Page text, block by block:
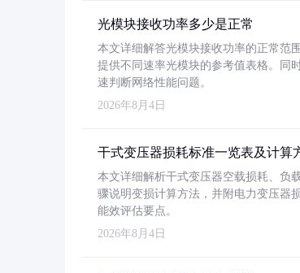
光模块接收功率多少是正常
本文详细解答光模块接收功率的正常范
提供不同速率光模块的参考值表格。同
速判断网络性能问题。
2026年8月4日
干式变压器损耗标准一览表及计算
本文详细解析干式变压器空载损耗、负
骤说明变损计算方法，并附电力变压器
能效评估要点。
2026年8月4日